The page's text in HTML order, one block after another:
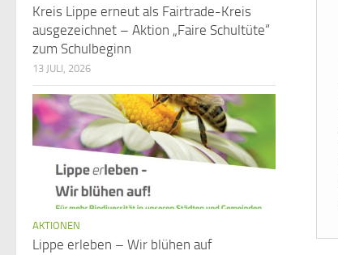
Kreis Lippe erneut als Fairtrade-Kreis
ausgezeichnet – Aktion „Faire Schultüte“
zum Schulbeginn
13 JULI, 2026
AKTIONEN
Lippe erleben – Wir blühen auf